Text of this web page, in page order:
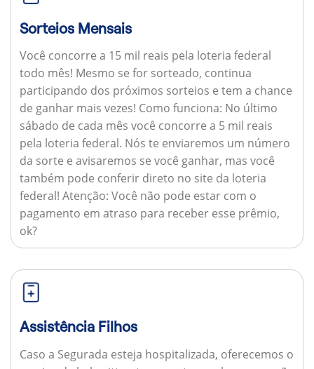
Sorteios Mensais
Você concorre a 15 mil reais pela loteria federal
todo mês! Mesmo se for sorteado, continua
participando dos próximos sorteios e tem a chance
de ganhar mais vezes! Como funciona: No último
sábado de cada mês você concorre a 5 mil reais
pela loteria federal. Nós te enviaremos um número
da sorte e avisaremos se você ganhar, mas você
também pode conferir direto no site da loteria
federal! Atenção: Você não pode estar com o
pagamento em atraso para receber esse prêmio,
ok?
Assistência Filhos
Caso a Segurada esteja hospitalizada, oferecemos o